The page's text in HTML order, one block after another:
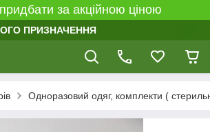
за акційною ціною
ПРИЗНАЧЕННЯ
Одноразовий одяг, комплекти (